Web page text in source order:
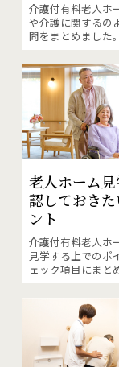
介護付有料老人ホ
や介護に関するの
問をまとめました。
老人ホーム
認しておきた
ント
介護付有料老人ホ
見学する上でのポ
ェック項目にまと